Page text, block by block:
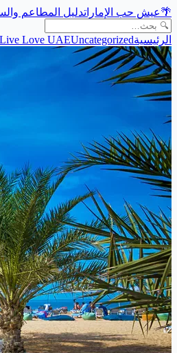
🌴عيش حب الإماراتدليل المطاعم
الرئيسية Live Love UAEUncategorized